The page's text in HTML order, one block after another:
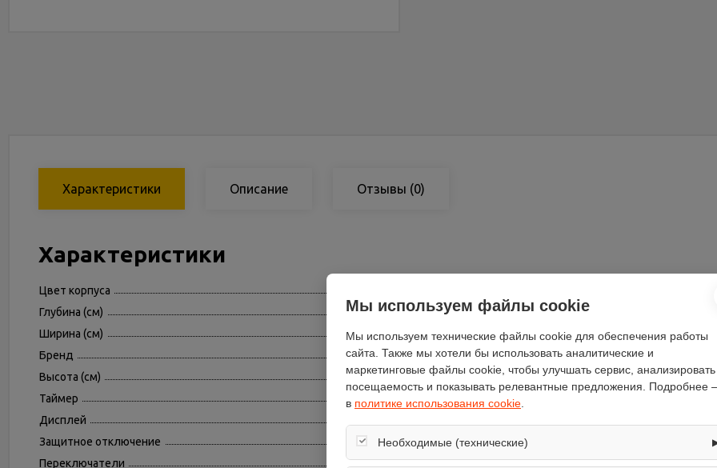
Характеристики Описание Отзывы (0)
Характеристики
Цвет корпуса
Глубина (см)
58.5
Ширина (см)
59.5
Бренд
AMIR
Высота (см)
60
Таймер
Дисплей
Защитное отключение
Переключатели
утапливаемые
Мы используем файлы cookie
Мы используем технические файлы cookie для обеспечения работы
сайта. Также мы хотели бы использовать аналитические и
маркетинговые файлы cookie, чтобы улучшать сервис, анализировать
посещаемость и показывать релевантные предложения. Подробнее
в политике использования cookie
Необходимые (технические)